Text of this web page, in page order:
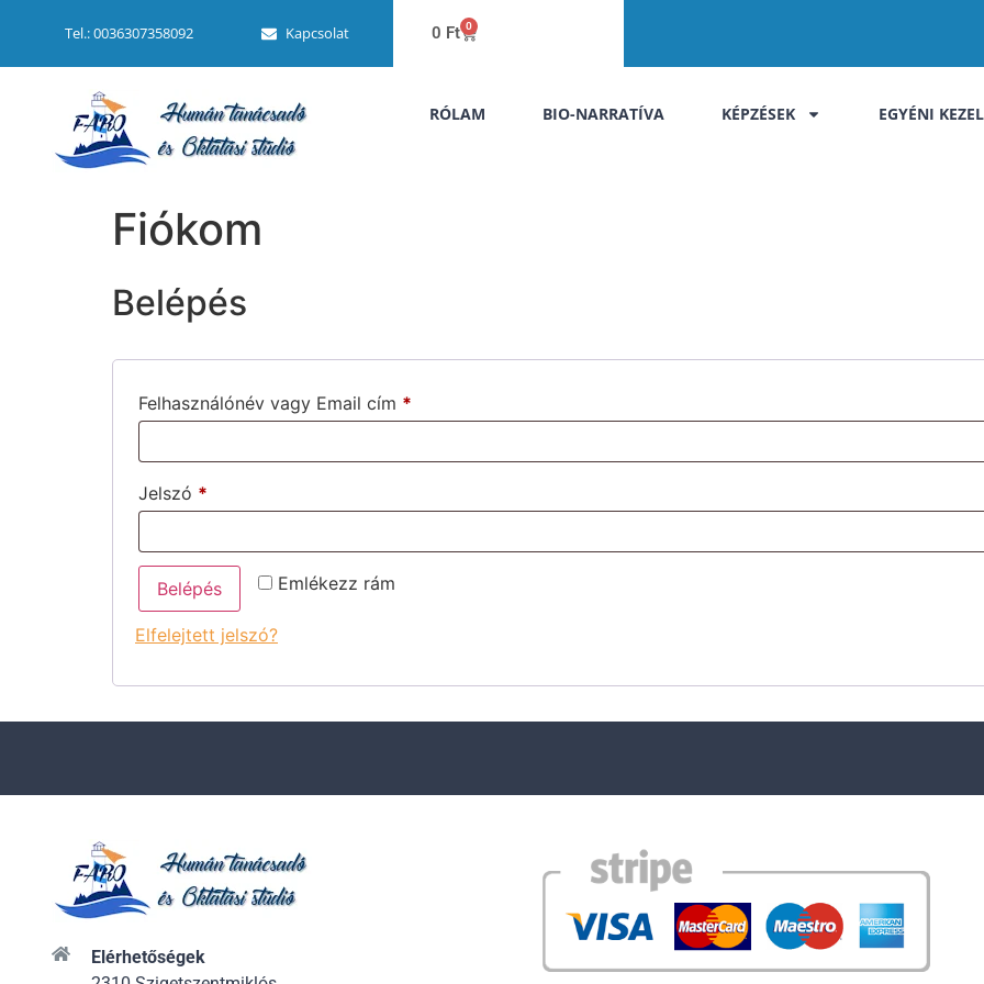
Tel.: 0036307358092 Kapcsolat 0 Ft 0
RÓLAM BIO-NARRATÍVA KÉPZÉSEK EGYÉNI
Fiókom
Belépés
Felhasználónév vagy Email cím *
Jelszó *
Emlékezz rám
Belépés
Elfelejtett jelszó?
Elérhetőségek